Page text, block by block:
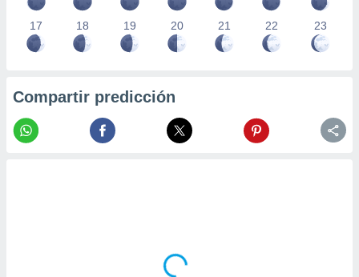
17 18 19 20 21 22 23
Compartir predicción